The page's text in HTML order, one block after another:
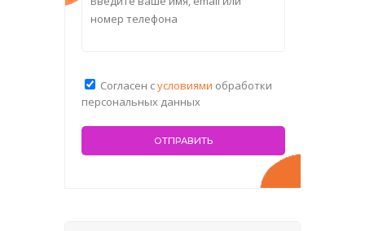
Согласен сусловиями обработки
персональных данных